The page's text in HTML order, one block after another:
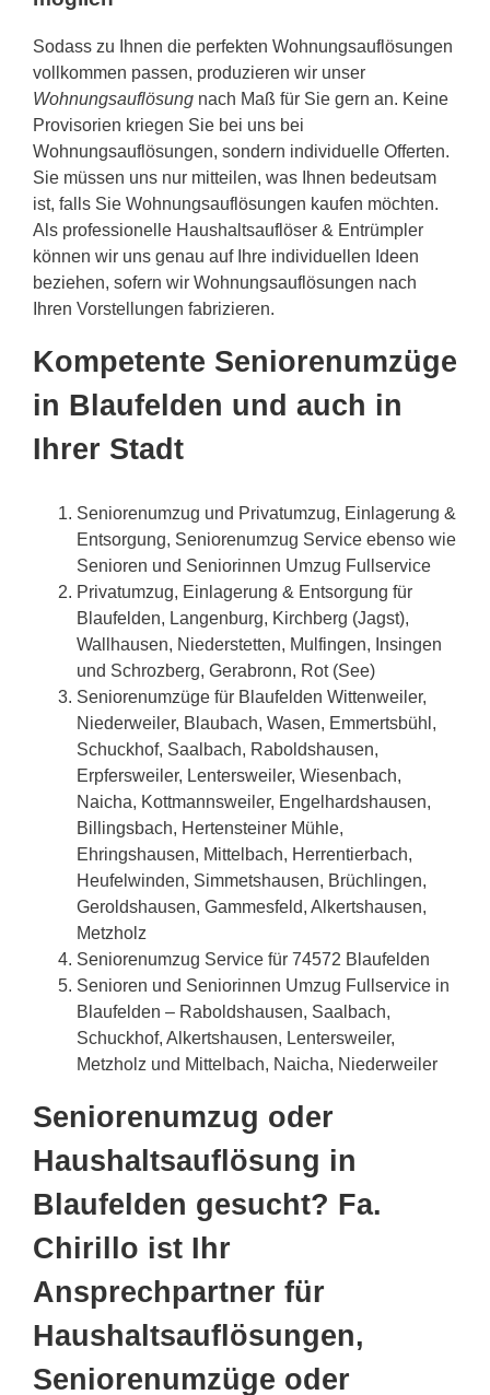
Sodass zu Ihnen die perfekten Wohnungsauflösungen
vollkommen passen, produzieren wir unser
Wohnungsauflösung nach Maß für Sie gern an. Keine
Provisorien kriegen Sie bei uns bei
Wohnungsauflösungen, sondern individuelle Offerten.
Sie müssen uns nur mitteilen, was Ihnen bedeutsam
ist, falls Sie Wohnungsauflösungen kaufen möchten.
Als professionelle Haushaltsauflöser & Entrümpler
können wir uns genau auf Ihre individuellen Ideen
beziehen, sofern wir Wohnungsauflösungen nach
Ihren Vorstellungen fabrizieren.
Kompetente Seniorenumzüge
in Blaufelden und auch in
Ihrer Stadt
Seniorenumzug und Privatumzug, Einlagerung &
Entsorgung, Seniorenumzug Service ebenso wie
Senioren und Seniorinnen Umzug Fullservice
Privatumzug, Einlagerung & Entsorgung für
Blaufelden, Langenburg, Kirchberg (Jagst),
Wallhausen, Niederstetten, Mulfingen, Insingen
und Schrozberg, Gerabronn, Rot (See)
Seniorenumzüge für Blaufelden Wittenweiler,
Niederweiler, Blaubach, Wasen, Emmertsbühl,
Schuckhof, Saalbach, Raboldshausen,
Erpfersweiler, Lentersweiler, Wiesenbach,
Naicha, Kottmannsweiler, Engelhardshausen,
Billingsbach, Hertensteiner Mühle,
Ehringshausen, Mittelbach, Herrentierbach,
Heufelwinden, Simmetshausen, Brüchlingen,
Geroldshausen, Gammesfeld, Alkertshausen,
Metzholz
Seniorenumzug Service für 74572 Blaufelden
Senioren und Seniorinnen Umzug Fullservice in
Blaufelden – Raboldshausen, Saalbach,
Schuckhof, Alkertshausen, Lentersweiler,
Metzholz und Mittelbach, Naicha, Niederweiler
Seniorenumzug oder
Haushaltsauflösung in
Blaufelden gesucht? Fa.
Chirillo ist Ihr
Ansprechpartner für
Haushaltsauflösungen,
Seniorenumzüge oder